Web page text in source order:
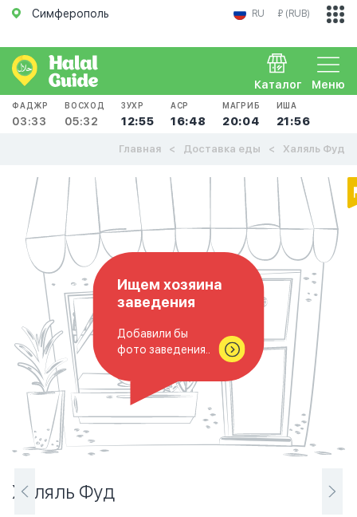
Симферополь RU ₽ (RUB)
Меню
Каталог
ФАДЖР
03:33
ВОСХОД
05:32
ЗУХР
12:55
АСР
16:48
МАГРИБ
20:04
ИША
21:56
Главная Доставка еды Халяль Фуд
Ищем хозяина
заведения
Добавили бы
фото заведения..
Халяль Фуд